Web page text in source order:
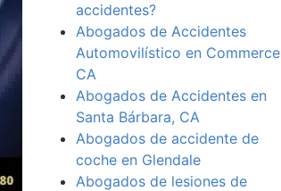
accidentes?
Abogados de Accidentes
Automovilístico en Commerce
CA
Abogados de Accidentes en
Santa Bárbara, CA
Abogados de accidente de
coche en Glendale
Abogados de lesiones de